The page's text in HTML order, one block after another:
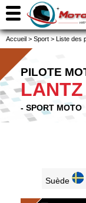
Accueil > Sport > Liste des
PILOTE
- SPORT MOTO
Suède